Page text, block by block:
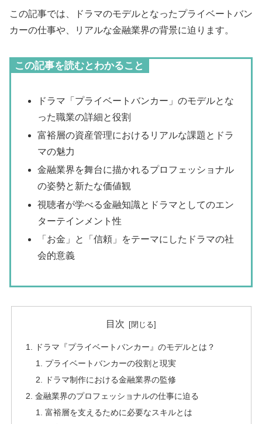
この記事では、ドラマのモデルとなったプライベートバン
カーの仕事や、リアルな金融業界の背景に迫ります。
この記事を読むとわかること
ドラマ「プライベートバンカー」のモデルとな
った職業の詳細と役割
富裕層の資産管理におけるリアルな課題とドラ
マの魅力
金融業界を舞台に描かれるプロフェッショナル
の姿勢と新たな価値観
視聴者が学べる金融知識とドラマとしてのエン
ターテインメント性
「お金」と「信頼」をテーマにしたドラマの社
会的意義
目次
ドラマ『プライベートバンカー』のモデルとは？
プライベートバンカーの役割と現実
ドラマ制作における金融業界の監修
金融業界のプロフェッショナルの仕事に迫る
富裕層を支えるために必要なスキルとは